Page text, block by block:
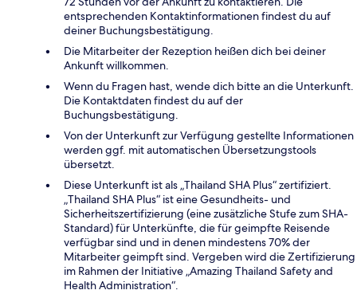
entsprechenden Kontaktinformationen findest du auf
deiner Buchungsbestätigung.
Die Mitarbeiter der Rezeption heißen dich bei deiner
Ankunft willkommen.
Wenn du Fragen hast, wende dich bitte an die Unterkunft.
Die Kontaktdaten findest du auf der
Buchungsbestätigung.
Von der Unterkunft zur Verfügung gestellte Informationen
werden ggf. mit automatischen Übersetzungstools
übersetzt.
Diese Unterkunft ist als „Thailand SHA Plus“ zertifiziert.
„Thailand SHA Plus“ ist eine Gesundheits- und
Sicherheitszertifizierung (eine zusätzliche Stufe zum SHA-
Standard) für Unterkünfte, die für geimpfte Reisende
verfügbar sind und in denen mindestens 70% der
Mitarbeiter geimpft sind. Vergeben wird die Zertifizierung
im Rahmen der Initiative „Amazing Thailand Safety and
Health Administration“.